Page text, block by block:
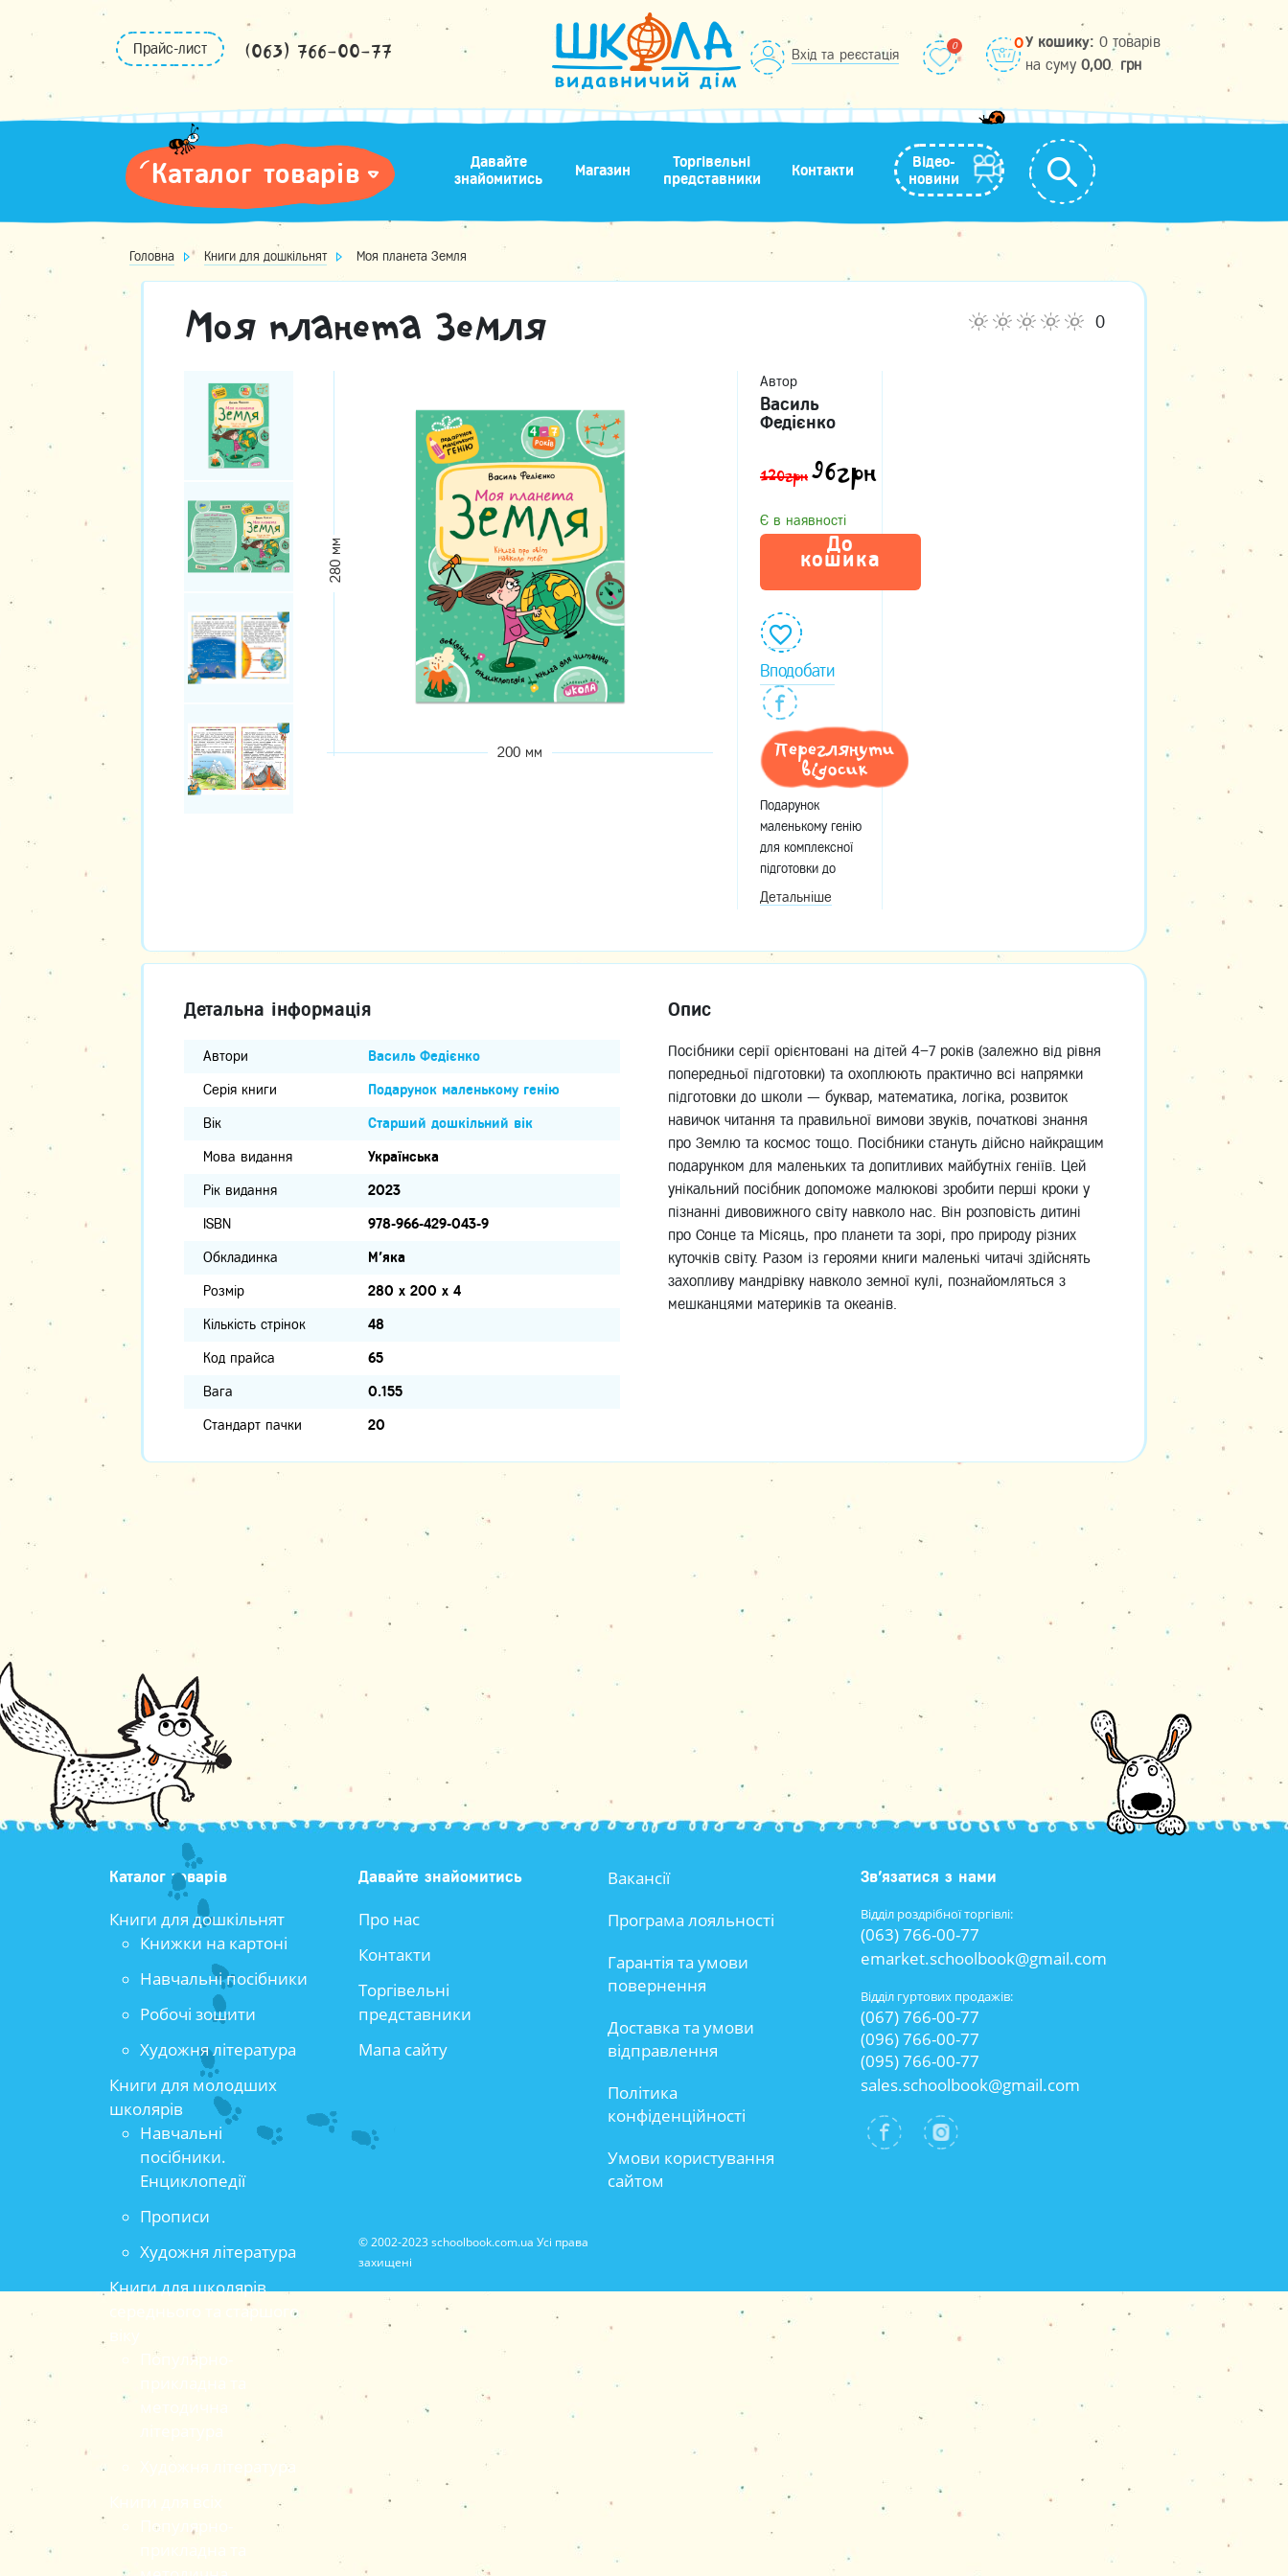
Прайс-лист (063) 766-00-77 Вхід та реєстація
0У кошику: 0 товарів
на cуму 0,00 грн
Каталог товарів
Давайте
знайомитись
Магазин
Торгівельні
представники
Контакти
Відео-
новини
Головна Книги для дошкільнят Моя планета Земля
Моя планета Земля 0
280 мм
200 мм
Автор
Василь
Федієнко
120грн96грн
Є в наявності
До
кошика
Вподобати
Переглянути
відосик
Подарунок
маленькому генію
для комплексної
підготовки до
школи
Детальніше
Детальна інформація
Автори Василь Федієнко
Серія книги Подарунок маленькому генію
Вік Старший дошкільний вік
Мова видання Українська
Рік видання 2023
ISBN 978-966-429-043-9
Обкладинка М'яка
Розмір 280 х 200 х 4
Кількість стрінок 48
Код прайса 65
Вага 0.155
Стандарт пачки 20
Опис
Посібники серії орієнтовані на дітей 4–7 років (залежно від рівня
попередньої підготовки) та охоплюють практично всі напрямки
підготовки до школи — буквар, математика, логіка, розвиток
навичок читання та правильної вимови звуків, початкові знання
про Землю та космос тощо. Посібники стануть дійсно найкращим
подарунком для маленьких та допитливих майбутніх геніїв. Цей
унікальний посібник допоможе малюкові зробити перші кроки у
пізнанні дивовижного світу навколо нас. Він розповість дитині
про Сонце та Місяць, про планети та зорі, про природу різних
куточків світу. Разом із героями книги маленькі читачі здійснять
захопливу мандрівку навколо земної кулі, познайомляться з
мешканцями материків та океанів.
Каталог товарів
Книги для дошкільнят
Книжки на картоні
Навчальні посібники
Робочі зошити
Художня література
Книги для молодших
школярів
Навчальні
посібники.
Енциклопедії
Прописи
Художня література
Книги для школярів
середнього та старшого
Популярно-
Художня література
Популярно-
Давайте знайомитись
Про нас
Контакти
Торгівельні
представники
Мапа сайту
Вакансії
Програма лояльності
Гарантія та умови
повернення
Доставка та умови
відправлення
Політика
конфіденційності
Умови користування
сайтом
Зв’язатися з нами
Відділ роздрібної торгівлі:
(063) 766-00-77
emarket.schoolbook@gmail.com
Відділ гуртових продажів:
(067) 766-00-77
(096) 766-00-77
(095) 766-00-77
sales.schoolbook@gmail.com
© 2002-2023 schoolbook.com.ua Усі права
захищені